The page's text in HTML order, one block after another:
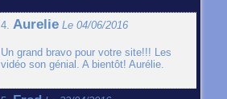
4. Aurelie Le 04/06/2016
Un grand bravo pour votre site!!! Les
vidéo son génial. A bientôt! Aurélie.